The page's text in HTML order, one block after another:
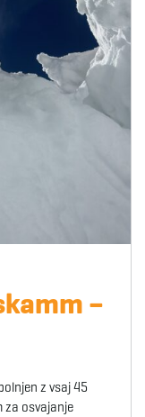
–
z vsaj 45
za osvajanje